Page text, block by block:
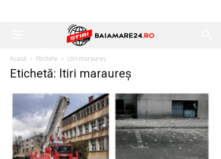
Acasă Etichete Ltiri maraureș
Etichetă: ltiri maraureș